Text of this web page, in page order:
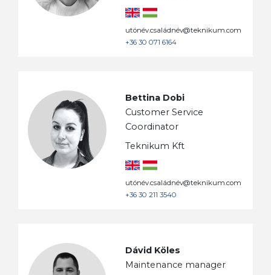
utónév.családnév@teknikum.com
+36 30 071 6164
Bettina Dobi
Customer Service
Coordinator
Teknikum Kft
utónév.családnév@teknikum.com
+36 30 211 3540
Dávid Köles
Maintenance manager